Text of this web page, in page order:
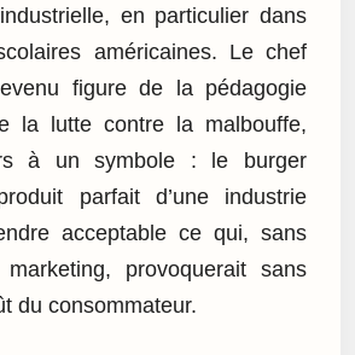
industrielle, en particulier dans
américaines. Le chef
figure de la pédagogie
la lutte contre la malbouffe,
à un symbole : le burger
parfait d’une industrie
acceptable ce qui, sans
provoquerait sans
du consommateur.